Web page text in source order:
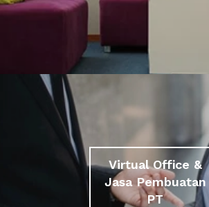
Virtual Office &
Jasa Pembuatan
PT